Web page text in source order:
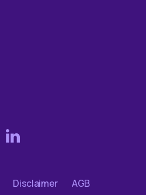
Disclaimer
AGB